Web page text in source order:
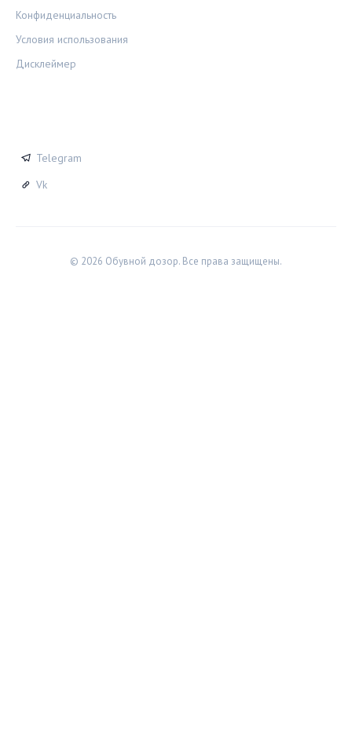
Конфиденциальность
Условия использования
Дисклеймер
Telegram
Vk
© 2026 Обувной дозор. Все права защищены.